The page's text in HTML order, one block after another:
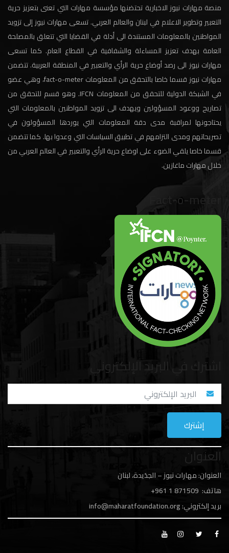
منصة مهارات نيوز الاخبارية تحتضنها مؤسسة مهارات التي تعنى بتعزيز حرية
التعبير وتطوير الاعلام في لبنان والعالم العربي. تسعى مهارات نيوز إلى تزويد
المواطنين بالمعلومات المستندة الى أدلة في القضايا التي تتعلق بالمصلحة
العامة بهدف تعزيز المساءلة والشفافية في القطاع العام. كما تسعى
مهارات نيوز الى رصد أوضاع حرية الرأي والتعبير في المنطقة العربية. تتضمن
مهارات نيوز قسما خاصا بالتحقق من المعلومات fact-o-meter، وهي عضو
في الشبكة الدولية للتحقق من المعلومات IFCN. وهو قسم للتحقق من
تصاريح ووعود المسؤولين ويهدف الى تزويد المواطنين بالمعلومات التي
يحتاجونها لمراقبة مدى دقة المعلومات التي يوردها المسؤولون في
تصريحاتهم ومدى التزامهم في تطبيق السياسات التي وعدوا بها. كما تتضمن
قسما خاصا يلقي الضوء على اوضاع حرية الرأي والتعبير في العالم العربي من
خلال مهارات ماغازين.
Fact-o-meter
اشترك في البريد الإلكتروني
العنوان
العنوان: مهارات نيوز – الجدَيدة، لبنان
هاتف: 1 871509 961+
بريد إلكتروني:info@maharatfoundation.org